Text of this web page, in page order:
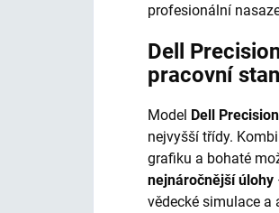
profesionální
Dell
pracovní
Model Dell
nejvyšší třídy.
grafiku a bohaté
nejnáročnější úlohy
vědecké simulace a